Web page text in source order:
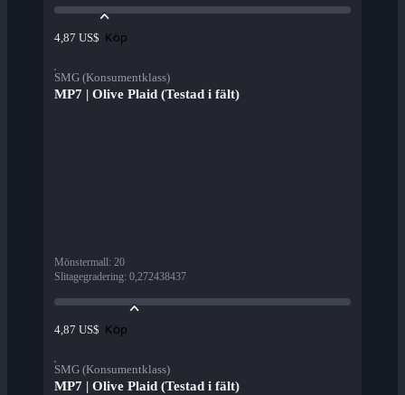
4,87 US$ Köp
SMG (Konsumentklass)
MP7 | Olive Plaid (Testad i fält)
Mönstermall: 20
Slitagegradering: 0,272438437
4,87 US$ Köp
SMG (Konsumentklass)
MP7 | Olive Plaid (Testad i fält)